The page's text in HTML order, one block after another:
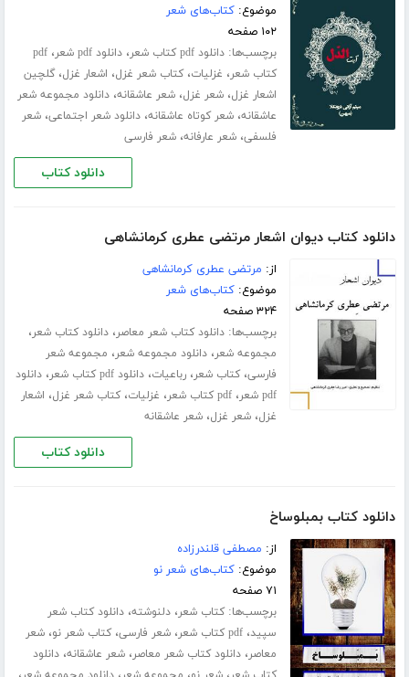
موضوع:کتاب‌های شعر
۱۰۲ صفحه
برچسب‌ها:دانلود pdf کتاب شعر ،دانلود pdf شعر ،pdf
کتاب شعر، غزلیات،کتاب شعر غزل، اشعار غزل،گلچین
اشعار غزل،شعر غزل،شعر عاشقانه،دانلود مجموعه شعر
عاشقانه،شعر کوتاه عاشقانه،دانلود شعر اجتماعی،شعر
فلسفی،شعر عارفانه،شعر فارسی
دانلود کتاب
دانلود کتاب دیوان اشعار مرتضی عطری کرمانشاهی
از: مرتضی عطری کرمانشاهی
موضوع:کتاب‌های شعر
۳۲۴ صفحه
برچسب‌ها:دانلود کتاب شعر معاصر،دانلود کتاب شعر،
مجموعه شعر،دانلود مجموعه شعر، مجموعه شعر
فارسی،کتاب شعر،رباعیات،دانلود pdf کتاب شعر ،دانلود
pdf شعر
،pdf کتاب شعر ، غزلیات،کتاب شعر غزل، اشعار
غزل،شعر غزل،شعر عاشقانه
دانلود کتاب
دانلود کتاب بمبلوساخ
از: مصطفی قلندرزاده
موضوع:کتاب‌های شعر نو
۷۱ صفحه
برچسب‌ها:کتاب شعر،دلنوشته،دانلود کتاب شعر
سپید،pdf کتاب شعر ،شعر فارسی،کتاب شعر نو،شعر
معاصر،دانلود کتاب شعر معاصر،شعر عاشقانه،دانلود